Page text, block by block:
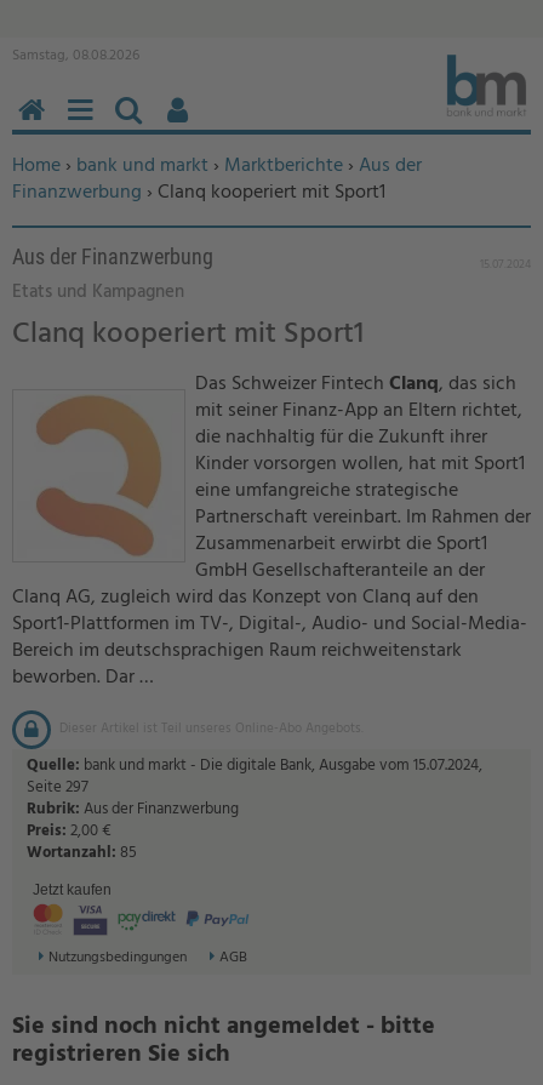
Samstag, 08.08.2026
Sie befinden sich hier:
Home› bank und markt › Marktberichte› Aus der
Finanzwerbung › Clanq kooperiert mit Sport1
Aus der Finanzwerbung 15.07.2024
Etats und Kampagnen
Clanq kooperiert mit Sport1
Das Schweizer FintechClanq, das sich
mit seiner Finanz-App an Eltern richtet,
die nachhaltig für die Zukunft ihrer
Kinder vorsorgen wollen, hat mit Sport1
eine umfangreiche strategische
Partnerschaft vereinbart. Im Rahmen der
Zusammenarbeit erwirbt die Sport1
GmbH Gesellschafteranteile an der
Clanq AG, zugleich wird das Konzept von Clanq auf den
Sport1-Plattformen im TV-, Digital-, Audio- und Social-Media-
Bereich im deutschsprachigen Raum reichweitenstark
beworben. Dar …
Dieser Artikel ist Teil unseres Online-Abo Angebots.
Quelle: bank und markt - Die digitale Bank, Ausgabe vom 15.07.2024,
Seite 297
Rubrik:Aus der Finanzwerbung
Preis:2,00 €
Wortanzahl: 85
Jetzt kaufen
Nutzungsbedingungen AGB
Sie sind noch nicht angemeldet - bitte
registrieren Sie sich
HOMEMENÜSUCHEN
BENUTZERFUNKTIONEN